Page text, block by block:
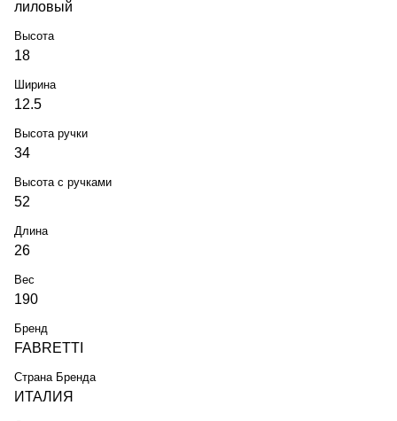
лиловый
Высота
18
Ширина
12.5
Высота ручки
34
Высота с ручками
52
Длина
26
Вес
190
Бренд
FABRETTI
Страна Бренда
ИТАЛИЯ